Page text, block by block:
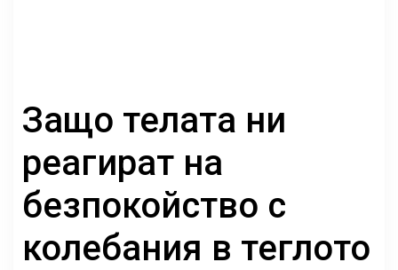
Защо телата ни
реагират на
безпокойство с
колебания в теглото